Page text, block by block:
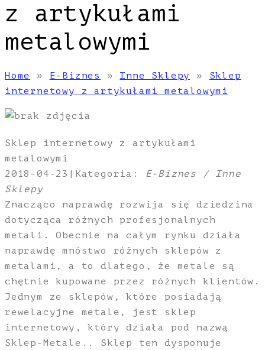
z artykułami
metalowymi
Home » E-Biznes » Inne Sklepy » Sklep
internetowy z artykułami metalowymi
Sklep internetowy z artykułami
metalowymi
2018-04-23 | Kategoria:
E-Biznes / Inne
Sklepy
Znacząco naprawdę rozwija się dziedzina
dotycząca różnych profesjonalnych
metali. Obecnie na całym rynku działa
naprawdę mnóstwo różnych sklepów z
metalami, a to dlatego, że metale są
chętnie kupowane przez różnych klientów.
Jednym ze sklepów, które posiadają
rewelacyjne metale, jest sklep
internetowy, który działa pod nazwą
Sklep-Metale.. Sklep ten dysponuje